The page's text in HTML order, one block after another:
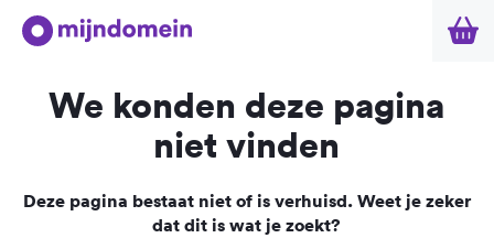
We konden deze pagina
niet vinden
Deze pagina bestaat niet of is verhuisd. Weet je zeker
dat dit is wat je zoekt?